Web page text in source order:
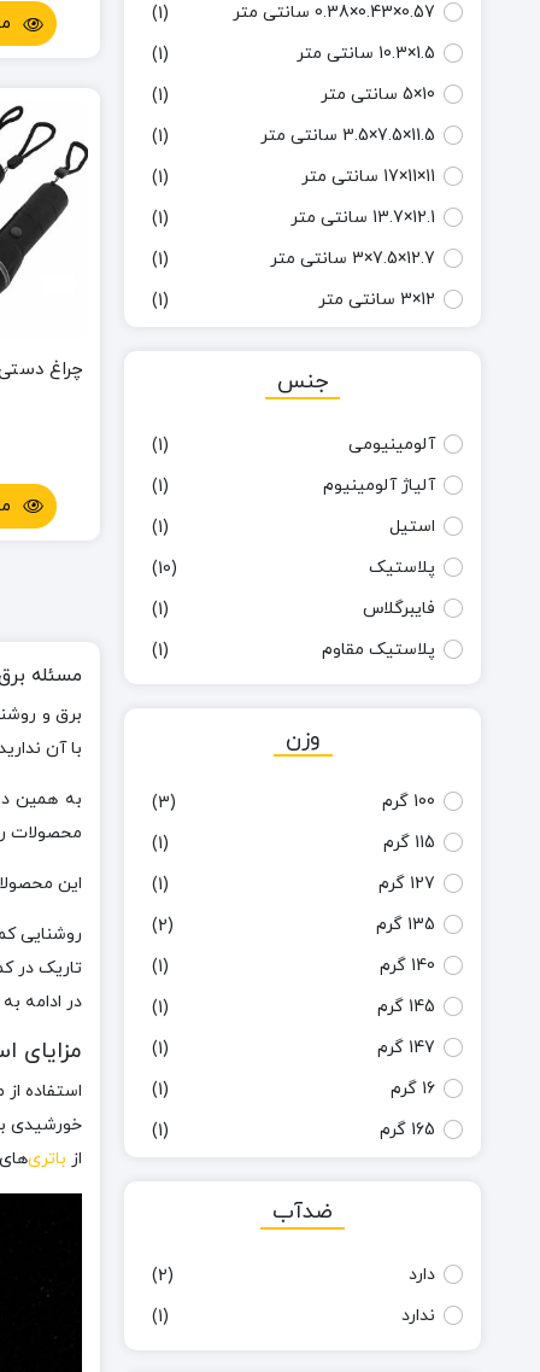
چراغ
مسئله
برق و
با آن
به همین
محصولات
این
روشنایی
تاریک در
در ادامه
مزایای
استفاده
خورشیدی
از باتری‌
0.57×0.43×0.38 سانتی متر
(1)
1.5×10.3 سانتی متر
(1)
10×5 سانتی متر
(1)
11.5×7.5×3.5 سانتی متر
(1)
11×11×17 سانتی متر
(1)
12.1×13.7 سانتی متر
(1)
12.7×7.5×3 سانتی متر
(1)
12×3 سانتی متر
(1)
22×4 سانتی متر
(1)
25×9×5 سانتی متر
(1)
3.5×6×6 سانتی متر
(1)
3×3×6 سانتی ‌متر
(1)
4.2×7 سانتی متر
(1)
4.5×6.5×12.5سانتی متر
(1)
5×7×7 سانتی متر
(2)
55×15×155 سانتی متر
(1)
6.5×3.7 سانتی متر
(1)
6×4×3 سانتی متر
(1)
6×4×35 سانتی متر
(1)
جنس
آلومینیومی
(1)
آلیاژ آلومینیوم
(1)
استیل
(1)
پلاستیک
(10)
فایبرگلاس
(1)
پلاستیک مقاوم
(1)
وزن
100 گرم
(3)
115 گرم
(1)
127 گرم
(1)
135 گرم
(2)
140 گرم
(1)
145 گرم
(1)
147 گرم
(1)
16 گرم
(1)
165 گرم
(1)
ضدآب
دارد
(2)
ندارد
(1)